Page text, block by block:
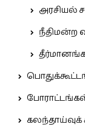
அரசியல்
நீதிமன்ற